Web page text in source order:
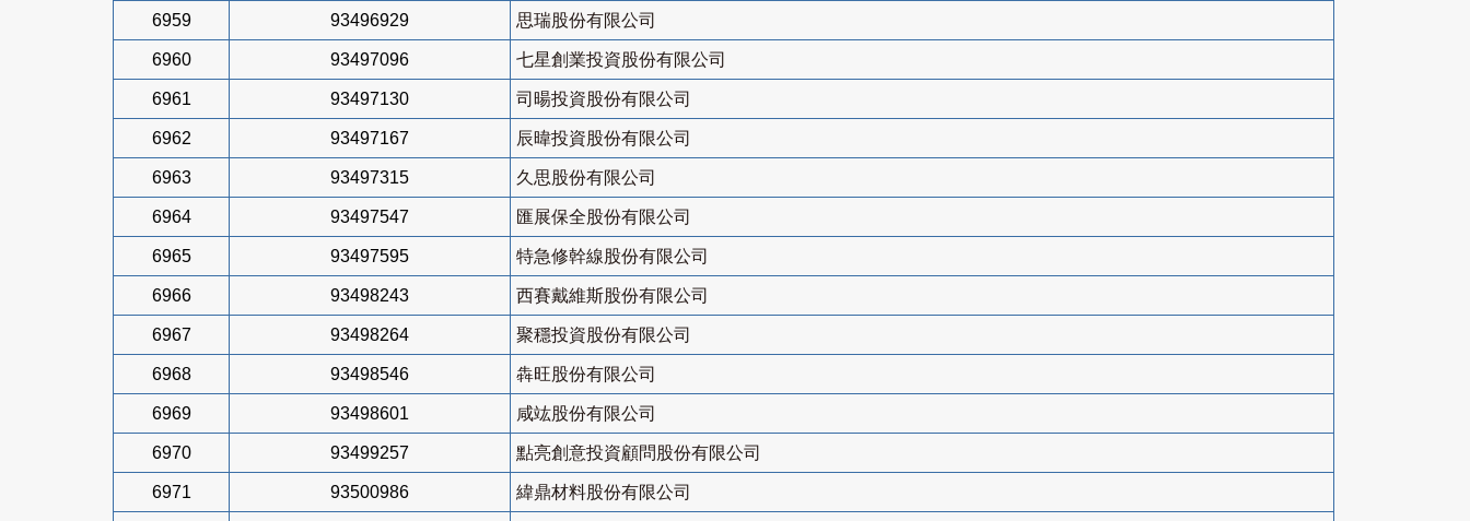
6959 93496929 思瑞股份有限公司
6960 93497096 七星創業投資股份有限公司
6961 93497130 司暘投資股份有限公司
6962 93497167 辰暐投資股份有限公司
6963 93497315 久思股份有限公司
6964 93497547 匯展保全股份有限公司
6965 93497595 特急修幹線股份有限公司
6966 93498243 西賽戴維斯股份有限公司
6967 93498264 聚穩投資股份有限公司
6968 93498546 犇旺股份有限公司
6969 93498601 咸竑股份有限公司
6970 93499257 點亮創意投資顧問股份有限公司
6971 93500986 緯鼎材料股份有限公司